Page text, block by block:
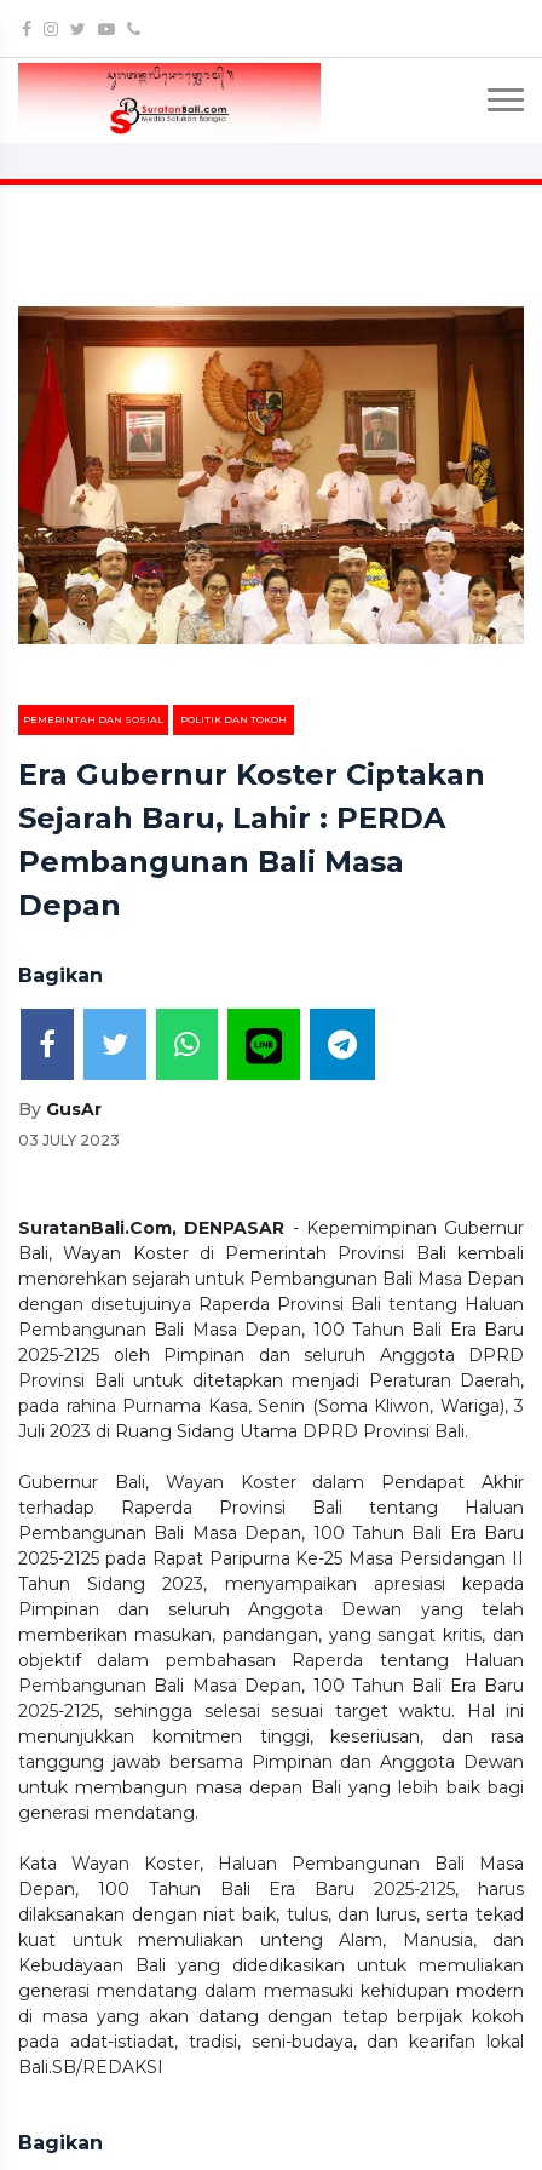
PEMERINTAH DAN SOSIAL POLITIK DAN TOKOH
Era Gubernur Koster Ciptakan
Sejarah Baru, Lahir : PERDA
Pembangunan Bali Masa
Depan
Bagikan
By GusAr
03 JULY 2023
SuratanBali.Com, DENPASAR - Kepemimpinan Gubernur
Bali, Wayan Koster di Pemerintah Provinsi Bali kembali
menorehkan sejarah untuk Pembangunan Bali Masa Depan
dengan disetujuinya Raperda Provinsi Bali tentang Haluan
Pembangunan Bali Masa Depan, 100 Tahun Bali Era Baru
2025-2125 oleh Pimpinan dan seluruh Anggota DPRD
Provinsi Bali untuk ditetapkan menjadi Peraturan Daerah,
pada rahina Purnama Kasa, Senin (Soma Kliwon, Wariga), 3
Juli 2023 di Ruang Sidang Utama DPRD Provinsi Bali.
Gubernur Bali, Wayan Koster dalam Pendapat Akhir
terhadap Raperda Provinsi Bali tentang Haluan
Pembangunan Bali Masa Depan, 100 Tahun Bali Era Baru
2025-2125 pada Rapat Paripurna Ke-25 Masa Persidangan II
Tahun Sidang 2023, menyampaikan apresiasi kepada
Pimpinan dan seluruh Anggota Dewan yang telah
memberikan masukan, pandangan, yang sangat kritis, dan
objektif dalam pembahasan Raperda tentang Haluan
Pembangunan Bali Masa Depan, 100 Tahun Bali Era Baru
2025-2125, sehingga selesai sesuai target waktu. Hal ini
menunjukkan komitmen tinggi, keseriusan, dan rasa
tanggung jawab bersama Pimpinan dan Anggota Dewan
untuk membangun masa depan Bali yang lebih baik bagi
generasi mendatang.
Kata Wayan Koster, Haluan Pembangunan Bali Masa
Depan, 100 Tahun Bali Era Baru 2025-2125, harus
dilaksanakan dengan niat baik, tulus, dan lurus, serta tekad
kuat untuk memuliakan unteng Alam, Manusia, dan
Kebudayaan Bali yang didedikasikan untuk memuliakan
generasi mendatang dalam memasuki kehidupan modern
di masa yang akan datang dengan tetap berpijak kokoh
pada adat-istiadat, tradisi, seni-budaya, dan kearifan lokal
Bali.SB/REDAKSI
Bagikan